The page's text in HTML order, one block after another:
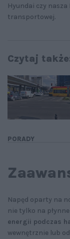
Hyundai czy
transportowej.
Czytaj
PORADY
Napęd oparty na
nie tylko na
energii podczas
wewnętrznie lub